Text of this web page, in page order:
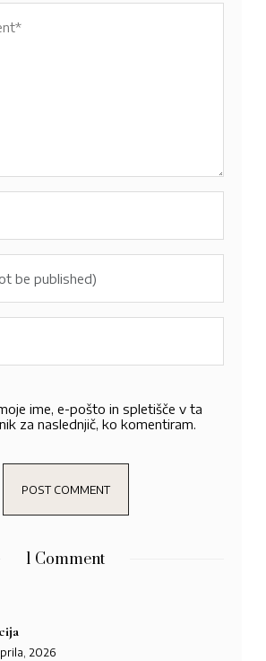
ime, e-pošto in spletišče v ta
za naslednjič, ko komentiram.
1 Comment
2026